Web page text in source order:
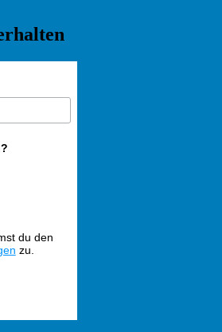
du den
zu.